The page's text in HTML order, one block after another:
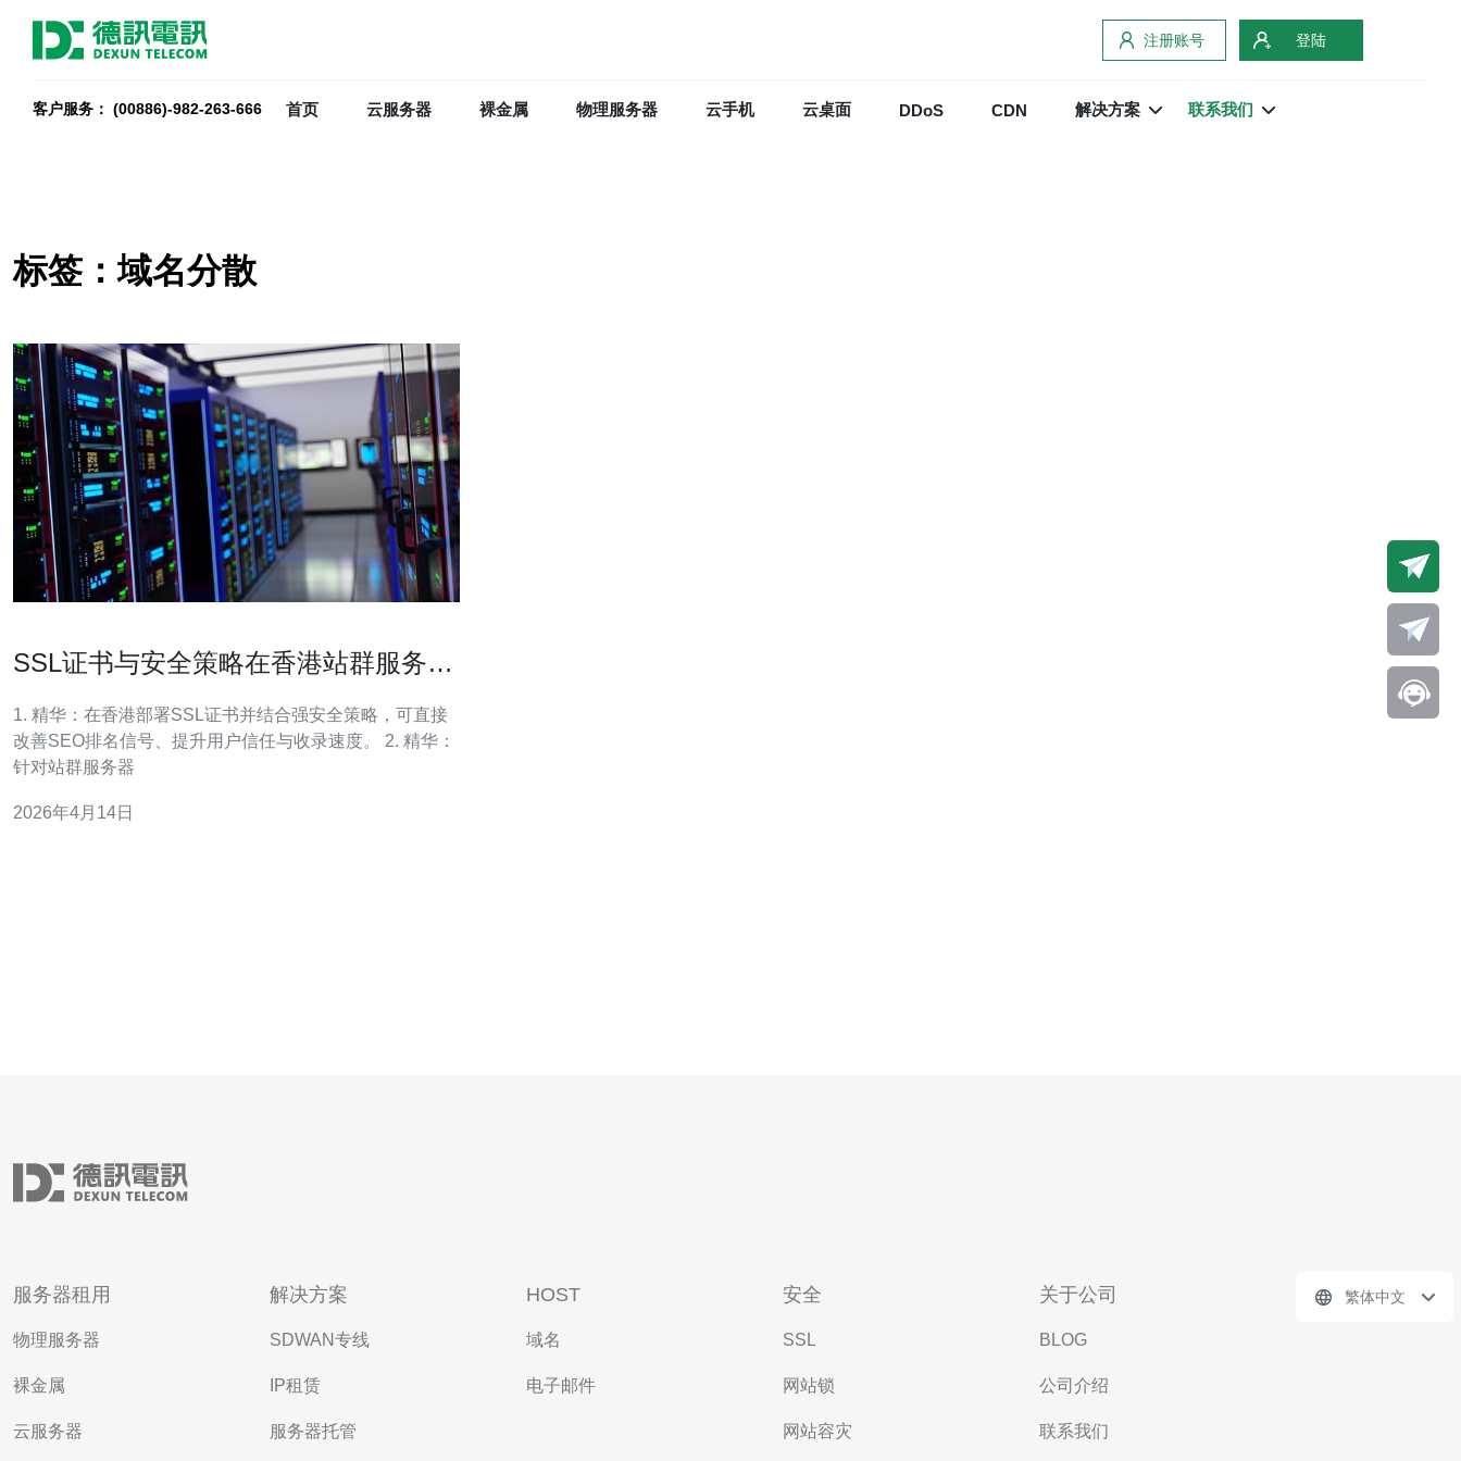
注册账号 登陆
客户服务： (00886)-982-263-666 首页 云服务器 裸金属 物理服务器 云手机 云桌面 DDoS CDN 解决方案 联系我们
标签：域名分散
SSL证书与安全策略在香港站群服务器
1. 精华：在香港部署SSL证书并结合强安全策略，可直接
改善SEO排名信号、提升用户信任与收录速度。 2. 精华：
针对站群服务器
2026年4月14日
服务器租用
物理服务器
裸金属
云服务器
解决方案
SDWAN专线
IP租赁
服务器托管
HOST
域名
电子邮件
安全
SSL
网站锁
网站容灾
关于公司
BLOG
公司介绍
联系我们
繁体中文